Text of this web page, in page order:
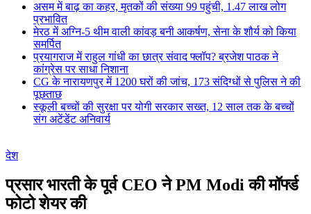
असम में बाढ़ का कहर, मृतकों की संख्या 99 पहुंची, 1.47 लाख लोग
प्रभावित
मेरठ में अग्नि-5 थीम वाली कांवड़ बनी आकर्षण, सेना के शौर्य को किया
समर्पित
प्रयागराज में राहुल गांधी का छात्र संवाद फ्लॉप? ब्रजेश पाठक ने
कांग्रेस पर साधा निशाना
CG के नारायणपुर में 1200 घरों की जांच, 173 संदिग्धों से पुलिस ने की
पूछताछ
स्कूली बच्चों की सुरक्षा पर योगी सरकार सख्त, 12 साल तक के बच्चों
संग अटेंडेंट अनिवार्य
देश
प्रसार भारती के पूर्व CEO ने PM Modi की मॉर्फ्ड
फोटो शेयर की